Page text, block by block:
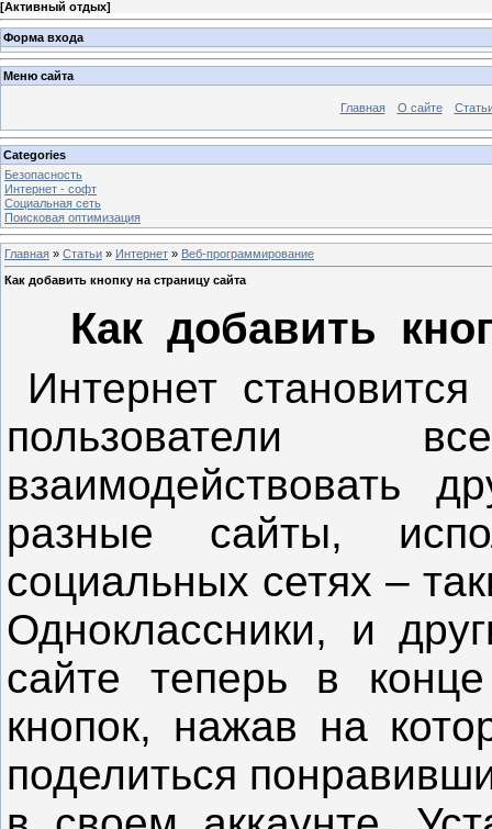
[Активный отдых]
Форма входа
Меню сайта
Главная О сайте
Categories
Безопасность
Интернет - софт
Социальная сеть
Поисковая оптимизация
Главная » Статьи » Интернет » Веб-программирование
Как добавить кнопку на страницу сайта
Как добавить
Интернет
пользователи
взаимодействовать
разные сайты,
социальных сетях –
Одноклассники, и
сайте теперь в
кнопок, нажав на
поделиться